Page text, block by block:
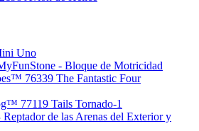
Uno
- Bloque de Motricidad
76339 The Fantastic Four
77119 Tails Tornado-1
de las Arenas del Exterior y